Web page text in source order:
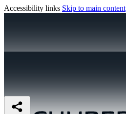
Accessibility links Skip to main content